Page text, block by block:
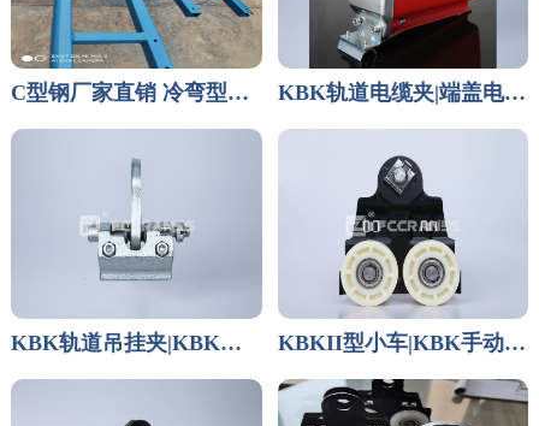
C型钢厂家直销 冷弯型钢 轻型起重机厂家 KBK轨道电缆夹|端盖电缆夹
KBK轨道吊挂夹|KBK起重机主梁吊夹 KBKII型小车|KBK手动小车